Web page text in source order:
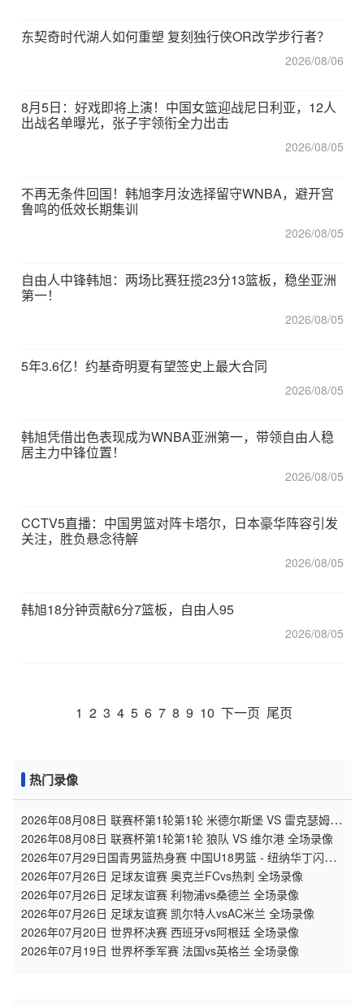
东契奇时代湖人如何重塑 复刻独行侠OR改学步行者？
2026/08/06
8月5日：好戏即将上演！中国女篮迎战尼日利亚，12人
出战名单曝光，张子宇领衔全力出击
2026/08/05
不再无条件回国！韩旭李月汝选择留守WNBA，避开宫
鲁鸣的低效长期集训
2026/08/05
自由人中锋韩旭：两场比赛狂揽23分13篮板，稳坐亚洲
第一！
2026/08/05
5年3.6亿！约基奇明夏有望签史上最大合同
2026/08/05
韩旭凭借出色表现成为WNBA亚洲第一，带领自由人稳
居主力中锋位置！
2026/08/05
CCTV5直播：中国男篮对阵卡塔尔，日本豪华阵容引发
关注，胜负悬念待解
2026/08/05
韩旭18分钟贡献6分7篮板，自由人95
2026/08/05
1 2 3 4 5 6 7 8 9 10 下一页 尾页
热门录像
2026年08月08日 联赛杯第1轮第1轮 米德尔斯堡 VS 雷克瑟姆
全场录像
2026年08月08日 联赛杯第1轮第1轮 狼队 VS 维尔港 全场录像
2026年07月29日国青男篮热身赛 中国U18男篮 - 纽纳华丁闪电
队 全场录像
2026年07月26日 足球友谊赛 奥克兰FCvs热刺 全场录像
2026年07月26日 足球友谊赛 利物浦vs桑德兰 全场录像
2026年07月26日 足球友谊赛 凯尔特人vsAC米兰 全场录像
2026年07月20日 世界杯决赛 西班牙vs阿根廷 全场录像
2026年07月19日 世界杯季军赛 法国vs英格兰 全场录像